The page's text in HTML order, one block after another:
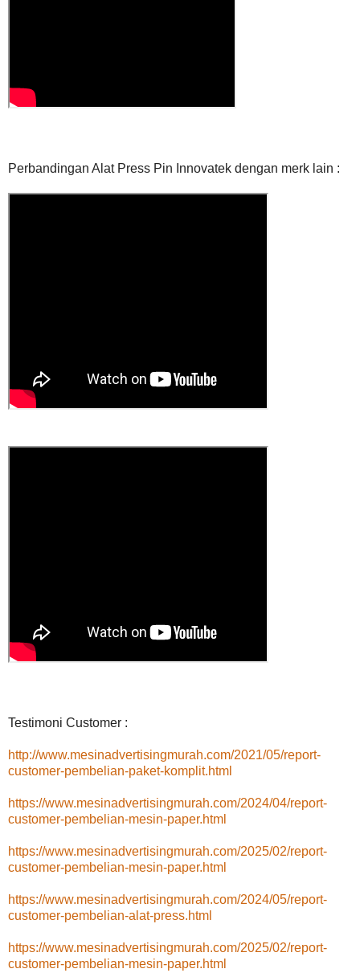
Perbandingan Alat Press Pin Innovatek dengan merk lain :
Testimoni Customer :
http://www.mesinadvertisingmurah.com/2021/05/report-
customer-pembelian-paket-komplit.html
https://www.mesinadvertisingmurah.com/2024/04/report-
customer-pembelian-mesin-paper.html
https://www.mesinadvertisingmurah.com/2025/02/report-
customer-pembelian-mesin-paper.html
https://www.mesinadvertisingmurah.com/2024/05/report-
customer-pembelian-alat-press.html
https://www.mesinadvertisingmurah.com/2025/02/report-
customer-pembelian-mesin-paper.html